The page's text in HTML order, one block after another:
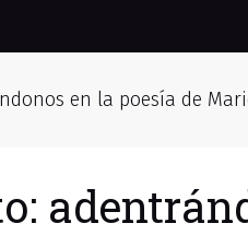
en la poesía de